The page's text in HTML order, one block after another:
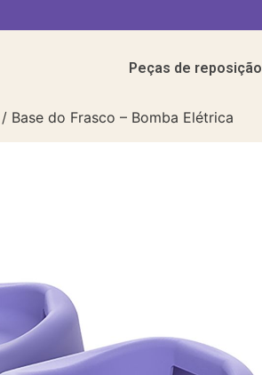
Peças de reposição
/ Base do Frasco – Bomba Elétrica